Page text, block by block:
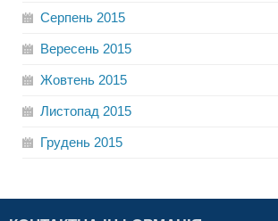
Серпень 2015
Вересень 2015
Жовтень 2015
Листопад 2015
Грудень 2015